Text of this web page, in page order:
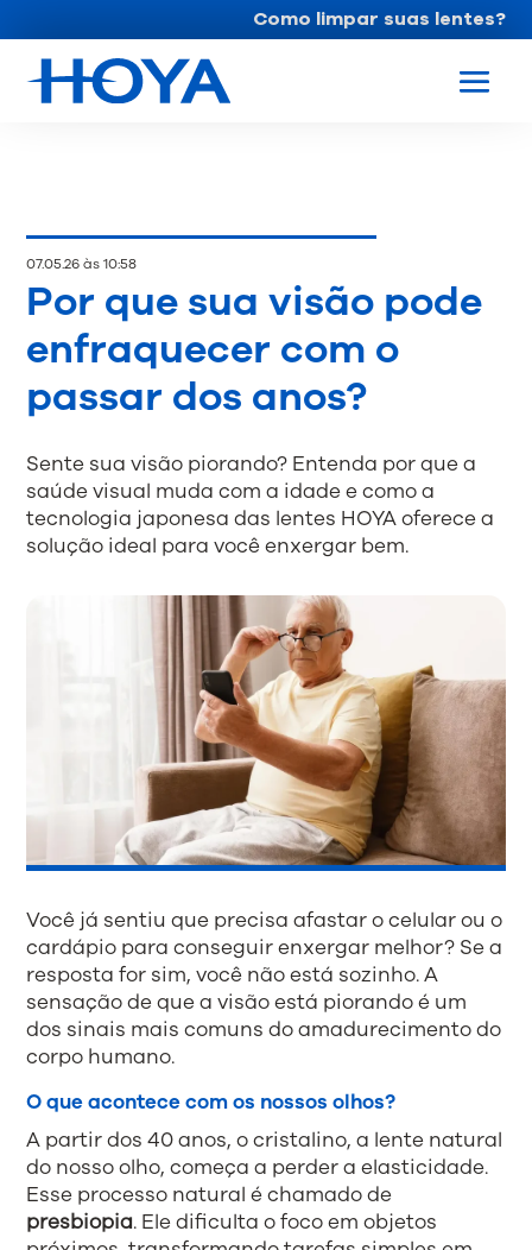
Como limpar suas lentes?
07.05.26 às 10:58
Por que sua visão pode
enfraquecer com o
passar dos anos?
Sente sua visão piorando? Entenda por que a
saúde visual muda com a idade e como a
tecnologia japonesa das lentes HOYA oferece a
solução ideal para você enxergar bem.
Você já sentiu que precisa afastar o celular ou o
cardápio para conseguir enxergar melhor? Se a
resposta for sim, você não está sozinho. A
sensação de que a visão está piorando é um
dos sinais mais comuns do amadurecimento do
corpo humano.
O que acontece com os nossos olhos?
A partir dos 40 anos, o cristalino, a lente natural
do nosso olho, começa a perder a elasticidade.
Esse processo natural é chamado de
presbiopia. Ele dificulta o foco em objetos